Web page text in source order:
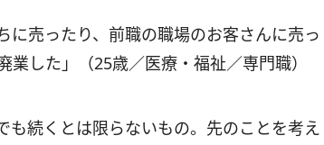
に売ったり、前職の職場のお客さんに売っ
した」（25歳／医療・福祉／専門職）
も続くとは限らないもの。先のことを考え